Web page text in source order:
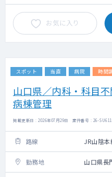
お気に入り
スポット 当直 病院 時間
山口県／内科・科目不
病棟管理
掲載更新日 : 2026年07月29日 案件番号 : 26-
路線 JR山陰本
勤務地 山口県長